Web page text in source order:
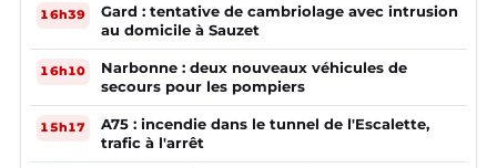
16h39
Gard : tentative de cambriolage avec intrusion
au domicile à Sauzet
16h10
Narbonne : deux nouveaux véhicules de
secours pour les pompiers
15h17
A75 : incendie dans le tunnel de l'Escalette,
trafic à l'arrêt